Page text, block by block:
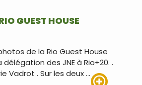
GUEST HOUSE
de la Rio Guest House
des JNE à Rio+20. .
Vadrot . Sur les deux …